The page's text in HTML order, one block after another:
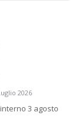
2026
3 agosto